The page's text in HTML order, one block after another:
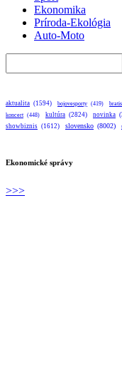
Ekonomika
Príroda-Ekológia
Auto-Moto
aktualita (1594) bojovesporty (419)
koncert (448) kultúra (2824) novinka
showbiznis (1612) slovensko (8002)
Ekonomické správy
>>>